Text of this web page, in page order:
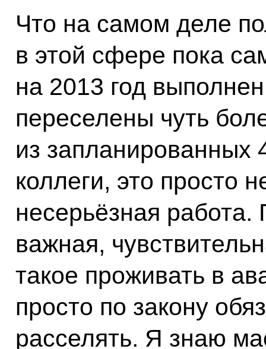
Что на самом деле
в этой сфере пока
на 2013 год
переселены чуть
из
коллеги, это просто
несерьёзная работа.
важная,
такое проживать в
просто по закону
расселять. Я знаю